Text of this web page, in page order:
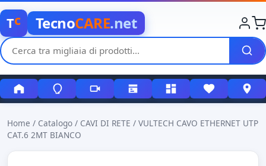
Tc TecnoCARE.net
Home / Catalogo / CAVI DI RETE / VULTECH CAVO ETHERNET UTP
CAT.6 2MT BIANCO